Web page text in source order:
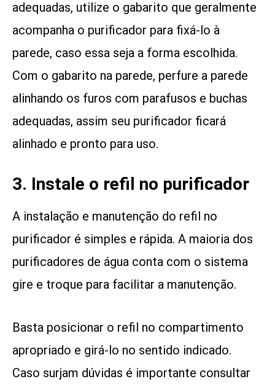
adequadas, utilize o gabarito que geralmente
acompanha o purificador para fixá-lo à
parede, caso essa seja a forma escolhida.
Com o gabarito na parede, perfure a parede
alinhando os furos com parafusos e buchas
adequadas, assim seu purificador ficará
alinhado e pronto para uso.
3. Instale o refil no purificador
A instalação e manutenção do refil no
purificador é simples e rápida. A maioria dos
purificadores de água conta com o sistema
gire e troque para facilitar a manutenção.
Basta posicionar o refil no compartimento
apropriado e girá-lo no sentido indicado.
Caso surjam dúvidas é importante consultar